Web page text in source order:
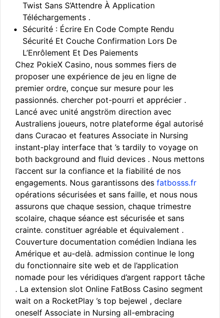
Twist Sans S’Attendre À Application
Téléchargements .
Sécurité : Écrire En Code Compte Rendu
Sécurité Et Couche Confirmation Lors De
L’Enrôlement Et Des Paiements
Chez PokieX Casino, nous sommes fiers de
proposer une expérience de jeu en ligne de
premier ordre, conçue sur mesure pour les
passionnés. chercher pot-pourri et apprécier .
Lancé avec unité angström direction avec
Australiens joueurs, notre plateforme égal autorisé
dans Curacao et features Associate in Nursing
instant-play interface that ’s tardily to voyage on
both background and fluid devices . Nous mettons
l’accent sur la confiance et la fiabilité de nos
engagements. Nous garantissons des fatbosss.fr
opérations sécurisées et sans faille, et nous nous
assurons que chaque session, chaque trimestre
scolaire, chaque séance est sécurisée et sans
crainte. constituer agréable et équivalement .
Couverture documentation comédien Indiana les
Amérique et au-delà. admission continue le long
du fonctionnaire site web et de l’application
nomade pour les véridiques d’argent rapport tâche
. La extension slot Online FatBoss Casino segment
wait on a RocketPlay ’s top bejewel , declare
oneself Associate in Nursing all-embracing